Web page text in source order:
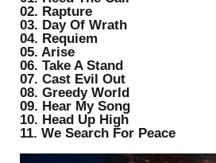
02. Rapture
03. Day Of Wrath
04. Requiem
05. Arise
06. Take A Stand
07. Cast Evil Out
08. Greedy World
09. Hear My Song
10. Head Up High
11. We Search For Peace